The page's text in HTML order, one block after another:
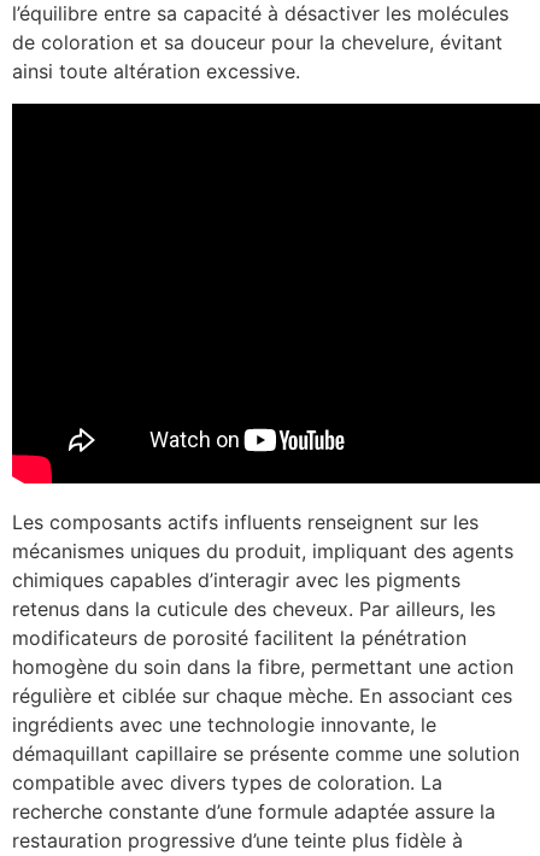
l’équilibre entre sa capacité à désactiver les molécules
de coloration et sa douceur pour la chevelure, évitant
ainsi toute altération excessive.
Les composants actifs influents renseignent sur les
mécanismes uniques du produit, impliquant des agents
chimiques capables d’interagir avec les pigments
retenus dans la cuticule des cheveux. Par ailleurs, les
modificateurs de porosité facilitent la pénétration
homogène du soin dans la fibre, permettant une action
régulière et ciblée sur chaque mèche. En associant ces
ingrédients avec une technologie innovante, le
démaquillant capillaire se présente comme une solution
compatible avec divers types de coloration. La
recherche constante d’une formule adaptée assure la
restauration progressive d’une teinte plus fidèle à